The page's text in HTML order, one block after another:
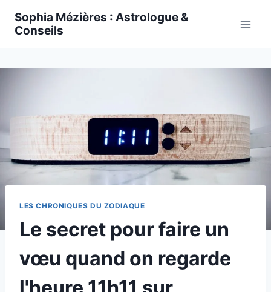
Sophia Mézières : Astrologue &
Conseils
LES CHRONIQUES DU ZODIAQUE
Le secret pour faire un
vœu quand on regarde
l'heure 11h11 sur